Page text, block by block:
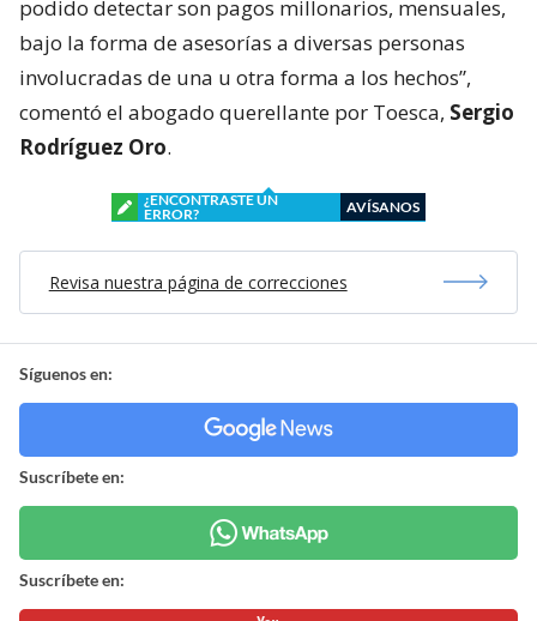
podido detectar son pagos millonarios, mensuales,
bajo la forma de asesorías a diversas personas
involucradas de una u otra forma a los hechos”,
comentó el abogado querellante por Toesca, Sergio
Rodríguez Oro.
¿ENCONTRASTE UN
ERROR?
AVÍSANOS
Revisa nuestra página de correcciones
Síguenos en:
Suscríbete en:
Suscríbete en: